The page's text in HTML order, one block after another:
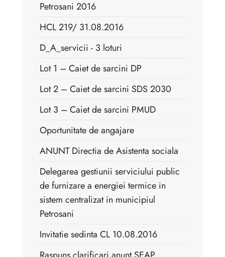
Petrosani 2016
HCL 219/ 31.08.2016
D_A_servicii - 3 loturi
Lot 1 – Caiet de sarcini DP
Lot 2 – Caiet de sarcini SDS 2030
Lot 3 – Caiet de sarcini PMUD
Oportunitate de angajare
ANUNT Directia de Asistenta sociala
Delegarea gestiunii serviciului public
de furnizare a energiei termice in
sistem centralizat in municipiul
Petrosani
Invitatie sedinta CL 10.08.2016